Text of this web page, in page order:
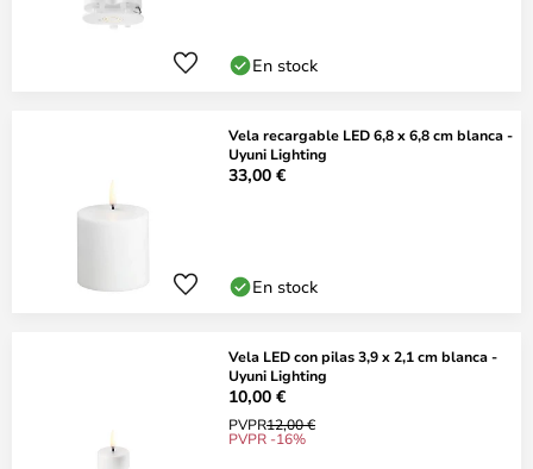
En stock
Vela recargable LED 6,8 x 6,8 cm blanca -
Uyuni Lighting
33,00 €
En stock
Vela LED con pilas 3,9 x 2,1 cm blanca -
Uyuni Lighting
10,00 €
PVPR12,00 €
PVPR -16%